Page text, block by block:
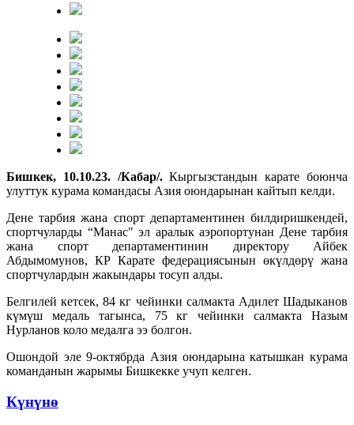
Бишкек, 10.10.23. /Кабар/.Кыргызстандын карате боюнча
улуттук курама командасы Азия оюндарынан кайтып келди.
Дене тарбия жана спорт департаментинен билдиришкендей,
спортчуларды “Манас" эл аралык аэропортунан Дене тарбия
жана спорт департаментинин директору Айбек
Абдымомунов, КР Карате федерациясынын өкүлдөрү жана
спортчулардын жакындары тосуп алды.
Белгилей кетсек, 84 кг чейинки салмакта Адилет Шадыканов
күмүш медаль тагынса, 75 кг чейинки салмакта Назым
Нурланов коло медалга ээ болгон.
Ошондой эле 9-октябрда Азия оюндарына катышкан курама
команданын жарымы Бишкекке учуп келген.
Күнүнө